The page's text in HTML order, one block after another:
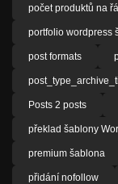
počet produktů na
portfolio wordpress
post formats
Posts 2 posts
překlad šablony
premium šablona
přidání nofollow